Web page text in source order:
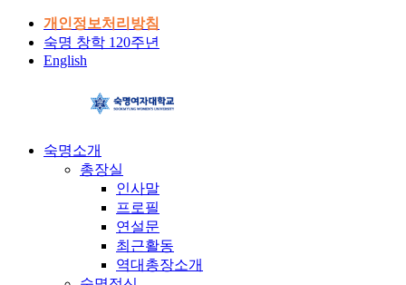
개인정보처리방침
숙명 창학 120주년
English
숙명소개
총장실
인사말
프로필
연설문
최근활동
역대총장소개